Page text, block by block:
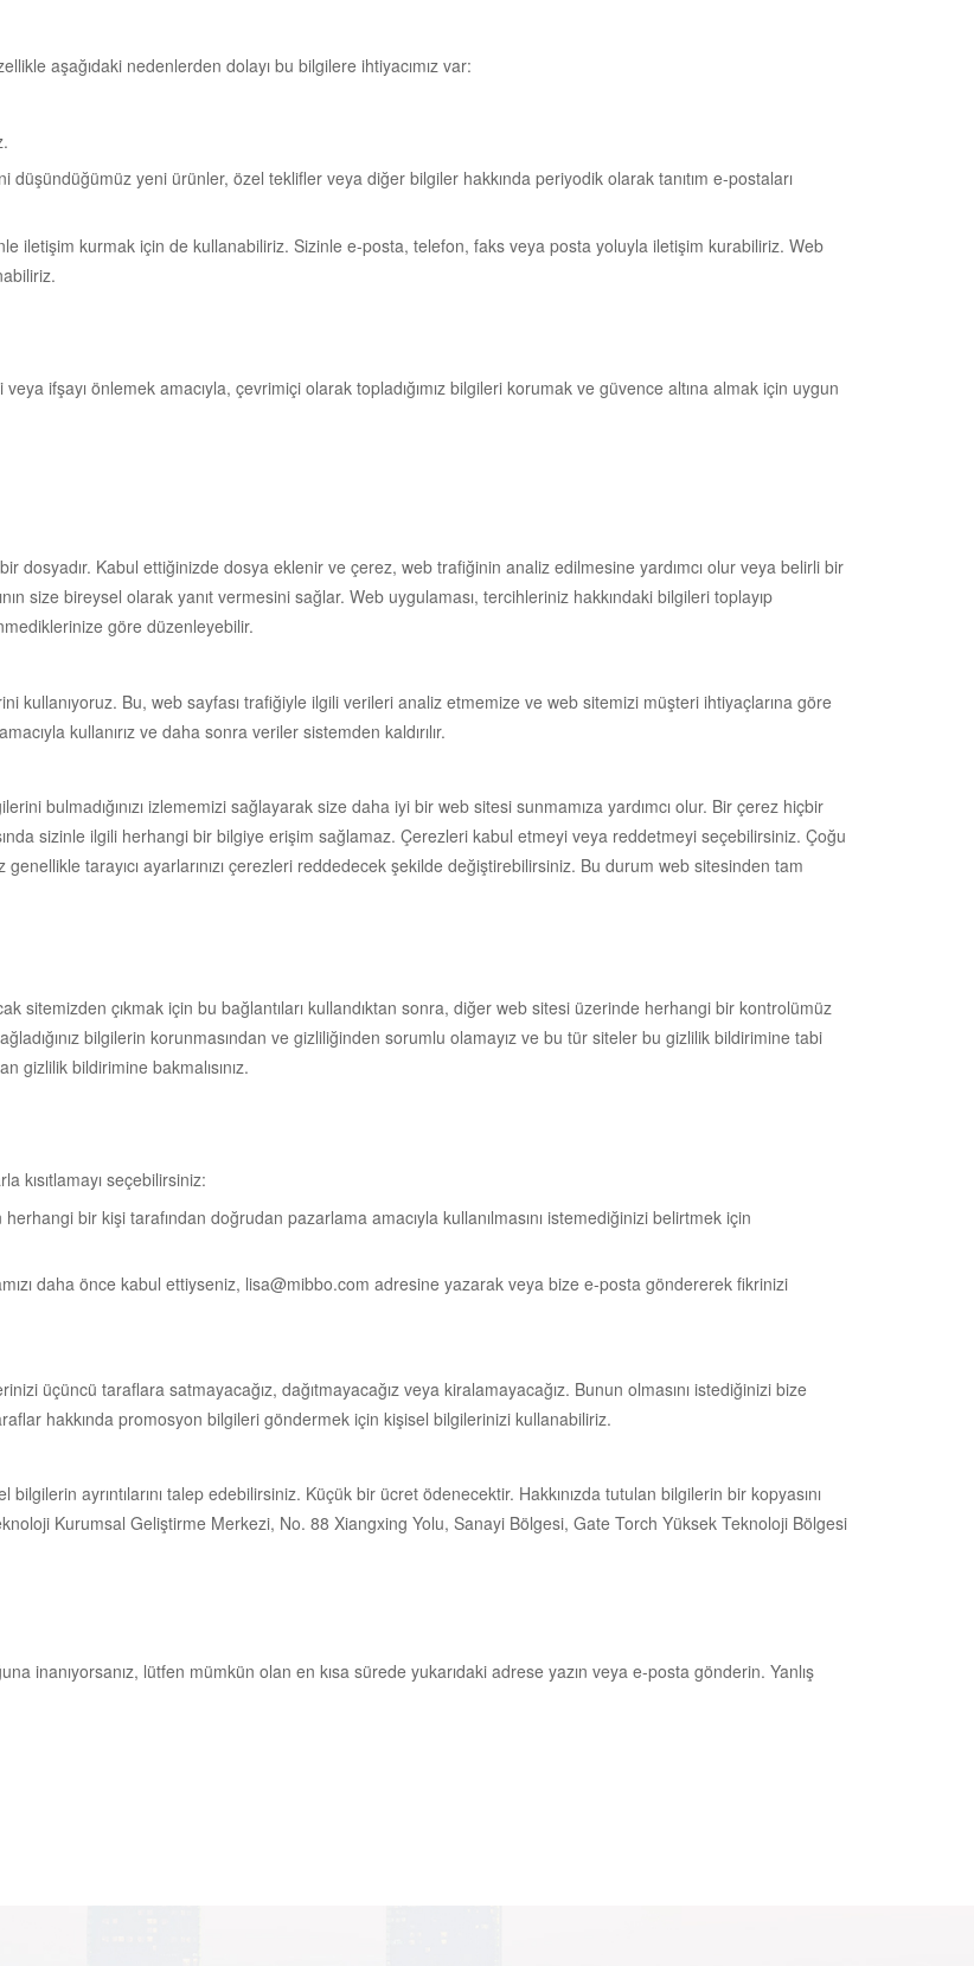
aşağıdaki nedenlerden dolayı bu bilgilere ihtiyacımız var:
yeni ürünler, özel teklifler veya diğer bilgiler hakkında periyodik olarak tanıtım e-postaları
iletişim kurmak için de kullanabiliriz. Sizinle e-posta, telefon, faks veya posta yoluyla iletişim kurabiliriz. Web
ifşayı önlemek amacıyla, çevrimiçi olarak topladığımız bilgileri korumak ve güvence altına almak için uygun
dosyadır. Kabul ettiğinizde dosya eklenir ve çerez, web trafiğinin analiz edilmesine yardımcı olur veya belirli bir
size bireysel olarak yanıt vermesini sağlar. Web uygulaması, tercihleriniz hakkındaki bilgileri toplayıp
göre düzenleyebilir.
kullanıyoruz. Bu, web sayfası trafiğiyle ilgili verileri analiz etmemize ve web sitemizi müşteri ihtiyaçlarına göre
kullanırız ve daha sonra veriler sistemden kaldırılır.
bulmadığınızı izlememizi sağlayarak size daha iyi bir web sitesi sunmamıza yardımcı olur. Bir çerez hiçbir
sizinle ilgili herhangi bir bilgiye erişim sağlamaz. Çerezleri kabul etmeyi veya reddetmeyi seçebilirsiniz. Çoğu
tarayıcı ayarlarınızı çerezleri reddedecek şekilde değiştirebilirsiniz. Bu durum web sitesinden tam
sitemizden çıkmak için bu bağlantıları kullandıktan sonra, diğer web sitesi üzerinde herhangi bir kontrolümüz
bilgilerin korunmasından ve gizliliğinden sorumlu olamayız ve bu tür siteler bu gizlilik bildirimine tabi
gizlilik bildirimine bakmalısınız.
kısıtlamayı seçebilirsiniz:
bir kişi tarafından doğrudan pazarlama amacıyla kullanılmasını istemediğinizi belirtmek için
daha önce kabul ettiyseniz, lisa@mibbo.com adresine yazarak veya bize e-posta göndererek fikrinizi
üçüncü taraflara satmayacağız, dağıtmayacağız veya kiralamayacağız. Bunun olmasını istediğinizi bize
hakkında promosyon bilgileri göndermek için kişisel bilgilerinizi kullanabiliriz.
ayrıntılarını talep edebilirsiniz. Küçük bir ücret ödenecektir. Hakkınızda tutulan bilgilerin bir kopyasını
Kurumsal Geliştirme Merkezi, No. 88 Xiangxing Yolu, Sanayi Bölgesi, Gate Torch Yüksek Teknoloji Bölgesi
inanıyorsanız, lütfen mümkün olan en kısa sürede yukarıdaki adrese yazın veya e-posta gönderin. Yanlış